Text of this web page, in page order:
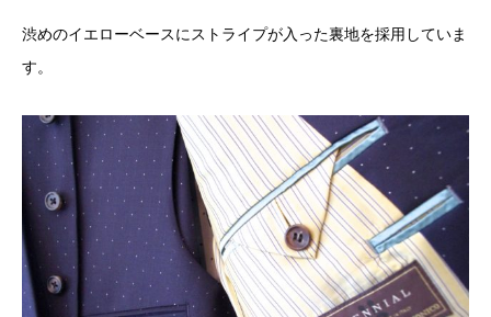
渋めのイエローベースにストライプが入った裏地を採用していま
す。